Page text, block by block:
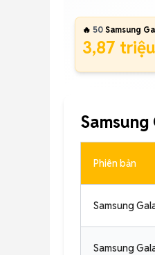
🔥 50 Samsung
3,87
Phiên bản
Samsung
Samsung